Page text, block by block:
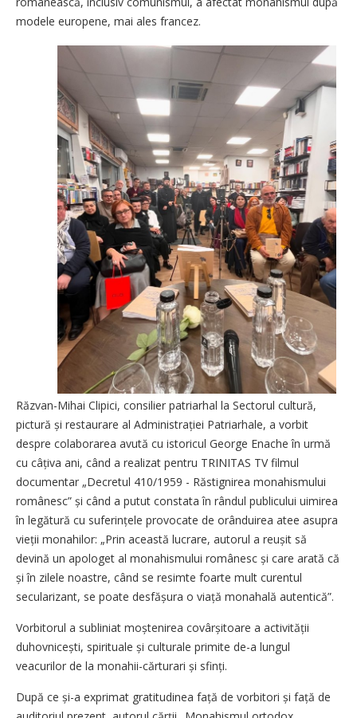
modele europene, mai ales francez.
Răzvan-Mihai Clipici, consilier patriarhal la Sectorul cultură,
pictură și restaurare al Administrației Patriarhale, a vorbit
despre colaborarea avută cu istoricul George Enache în urmă
cu câțiva ani, când a realizat pentru TRINITAS TV filmul
documentar „Decretul 410/1959 - Răstignirea monahismului
românesc” și când a putut constata în rândul publicului uimirea
în legătură cu suferințele provocate de orânduirea atee asupra
vieții monahilor: „Prin această lucrare, autorul a reușit să
devină un apologet al monahismului românesc și care arată că
și în zilele noastre, când se resimte foarte mult curentul
secularizant, se poate desfășura o viață monahală autentică”.
Vorbitorul a subliniat moștenirea covârși­toare a activității
duhovnicești, spirituale și culturale primite de-a lungul
veacurilor de la monahii-cărturari și sfinți.
După ce și-a exprimat gratitudinea față de vorbitori și față de